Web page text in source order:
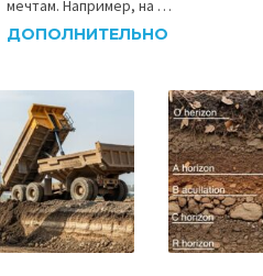
мечтам. Например, на …
ДОПОЛНИТЕЛЬНО